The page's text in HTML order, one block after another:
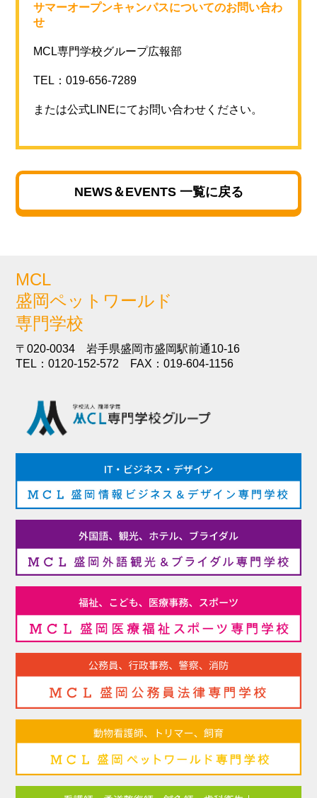
サマーオープンキャンパスについてのお問い合わ
せ
MCL専門学校グループ広報部
TEL：019-656-7289
または公式LINEにてお問い合わせください。
NEWS＆EVENTS 一覧に戻る
MCL
盛岡ペットワールド
専門学校
〒020-0034 岩手県盛岡市盛岡駅前通10-16
TEL：0120-152-572 FAX：019-604-1156